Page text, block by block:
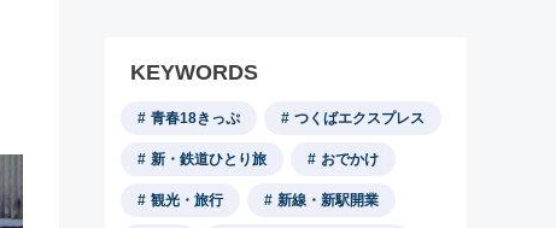
KEYWORDS
青春18きっぷ つくばエクスプレス
新・鉄道ひとり旅 おでかけ
観光・旅行 新線・新駅開業